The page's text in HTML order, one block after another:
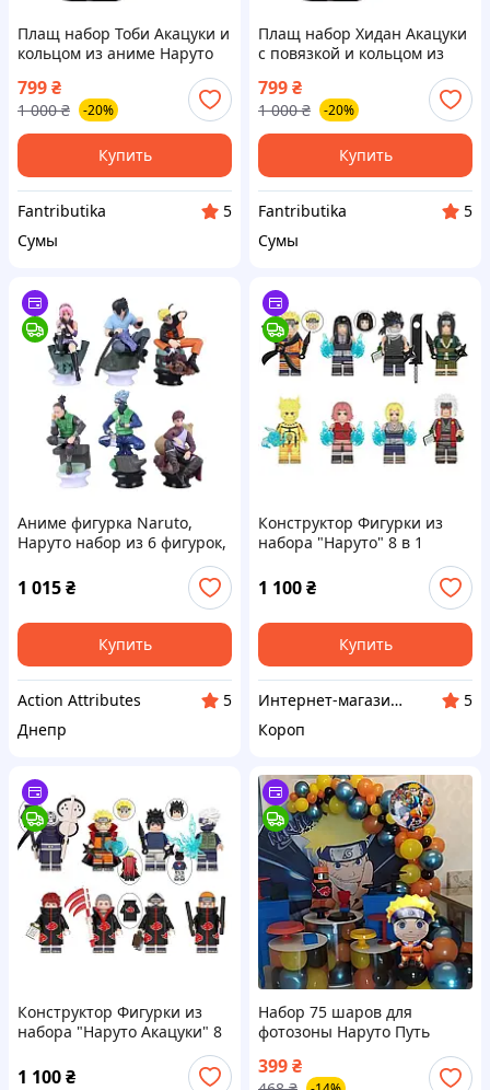
Плащ набор Тоби Акацуки и
кольцом из аниме Наруто
799₴
1 000 ₴ -20%
Купить
Fantributika
5
Сумы
Плащ набор Хидан Акацуки
с повязкой и кольцом из
аниме Наруто Ураганные
Хроники
799₴
1 000 ₴ -20%
Купить
Fantributika
5
Сумы
Аниме фигурка Naruto,
Наруто набор из 6 фигурок,
1 015₴
Купить
Action Attributes
5
Днепр
Конструктор Фигурки из
набора "Наруто" 8 в 1
1 100₴
Купить
Интернет-магазин GIFTTISHOP
5
Короп
Конструктор Фигурки из
набора "Наруто Акацуки" 8
1 100₴
Набор 75 шаров для
фотозоны Наруто Путь
399₴